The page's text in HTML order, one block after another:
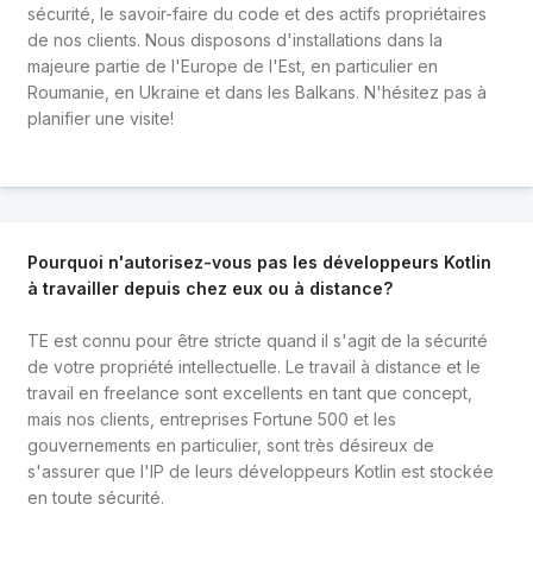
sécurité, le savoir-faire du code et des actifs propriétaires
de nos clients. Nous disposons d'installations dans la
majeure partie de l'Europe de l'Est, en particulier en
Roumanie, en Ukraine et dans les Balkans. N'hésitez pas à
planifier une visite!
Pourquoi n'autorisez-vous pas les développeurs Kotlin
à travailler depuis chez eux ou à distance?
TE est connu pour être stricte quand il s'agit de la sécurité
de votre propriété intellectuelle. Le travail à distance et le
travail en freelance sont excellents en tant que concept,
mais nos clients, entreprises Fortune 500 et les
gouvernements en particulier, sont très désireux de
s'assurer que l'IP de leurs développeurs Kotlin est stockée
en toute sécurité.